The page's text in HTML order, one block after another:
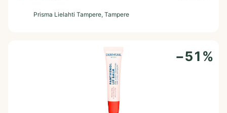
Prisma Lielahti Tampere, Tampere
−51 %